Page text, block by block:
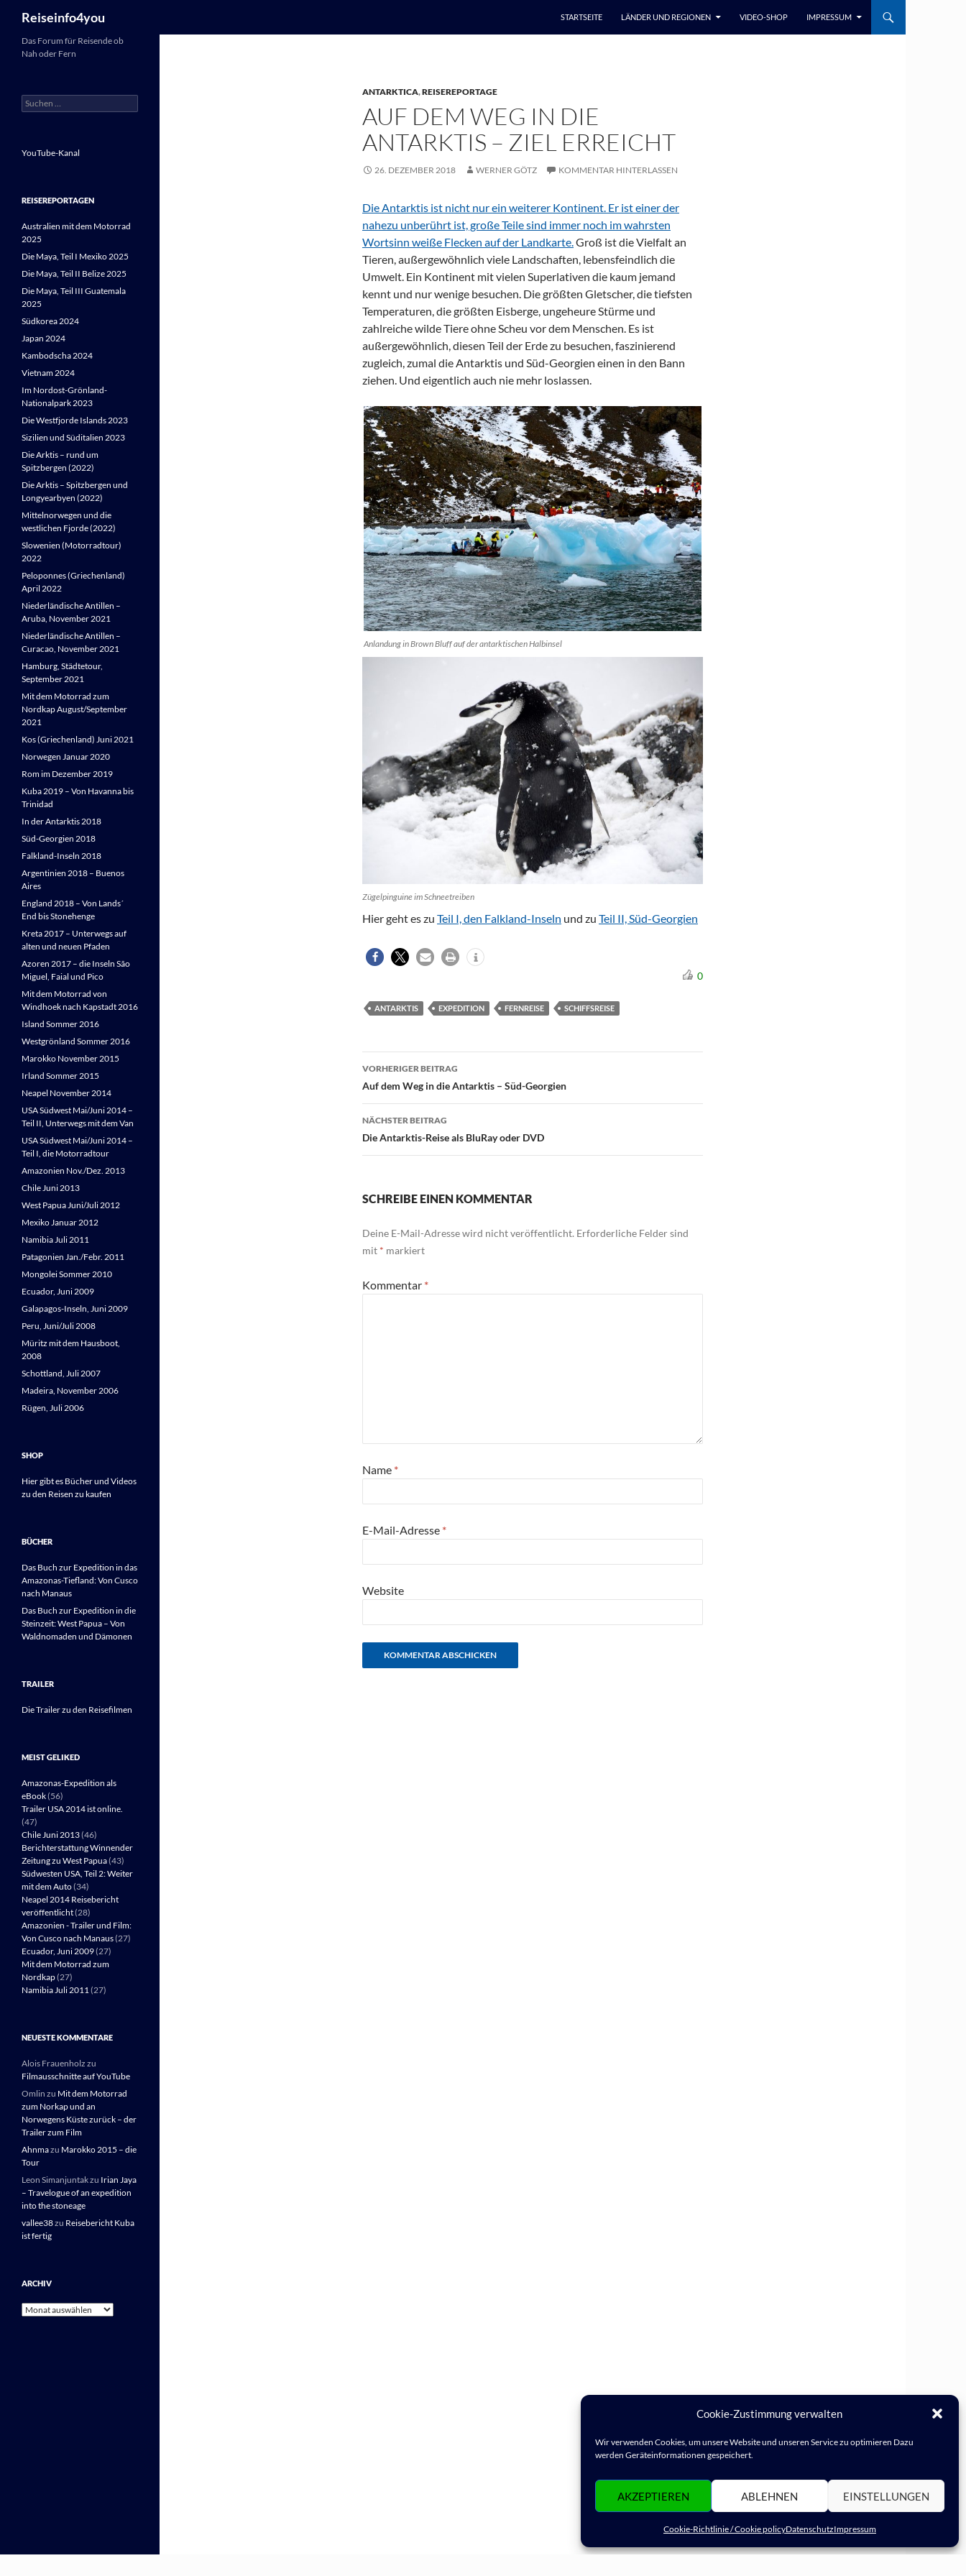
Cookie-Zustimmung verwalten
Wir verwenden Cookies, um unsere Website und unseren Service zu optimieren Dazu
werden Geräteinformationen gespeichert.
AKZEPTIEREN ABLEHNEN EINSTELLUNGEN
Cookie-Richtlinie / Cookie policyDatenschutzImpressum
Inhalt
Reiseinfo4you STARTSEITE LÄNDER UND REGIONEN VIDEO-SHOP IMPRESSUM
ANTARKTICA,REISEREPORTAGE
AUF DEM WEG IN DIE
ANTARKTIS – ZIEL ERREICHT
26. DEZEMBER 2018 WERNER GÖTZ KOMMENTAR HINTERLASSEN
Die Antarktis ist nicht nur ein weiterer Kontinent. Er ist einer der
nahezu unberührt ist, große Teile sind immer noch im wahrsten
Wortsinn weiße Flecken auf der Landkarte.Groß ist die Vielfalt an
Tieren, außergewöhnlich viele Landschaften, lebensfeindlich die
Umwelt. Ein Kontinent mit vielen Superlativen die kaum jemand
kennt und nur wenige besuchen. Die größten Gletscher, die tiefsten
Temperaturen, die größten Eisberge, ungeheure Stürme und
zahlreiche wilde Tiere ohne Scheu vor dem Menschen. Es ist
außergewöhnlich, diesen Teil der Erde zu besuchen, faszinierend
zugleich, zumal die Antarktis und Süd-Georgien einen in den Bann
ziehen. Und eigentlich auch nie mehr loslassen.
Anlandung in Brown Bluff auf der antarktischen Halbinsel
Zügelpinguine im Schneetreiben
Hier geht es zu Teil I, den Falkland-Inseln und zu Teil II, Süd-Georgien
0
ANTARKTIS EXPEDITION FERNREISE SCHIFFSREISE
Beitragsnavigation
VORHERIGER BEITRAG
Auf dem Weg in die Antarktis – Süd-Georgien
NÄCHSTER BEITRAG
Die Antarktis-Reise als BluRay oder DVD
SCHREIBE EINEN KOMMENTAR
Deine E-Mail-Adresse wird nicht veröffentlicht. Erforderliche Felder sind
mit * markiert
Kommentar *
Name *
E-Mail-Adresse *
Website
Das Forum für Reisende ob
Nah oder Fern
Suchen
nach:
YouTube-Kanal
REISEREPORTAGEN
Australien mit dem Motorrad
2025
Die Maya, Teil I Mexiko 2025
Die Maya, Teil II Belize 2025
Die Maya, Teil III Guatemala
2025
Südkorea 2024
Japan 2024
Kambodscha 2024
Vietnam 2024
Im Nordost-Grönland-
Nationalpark 2023
Die Westfjorde Islands 2023
Sizilien und Süditalien 2023
Die Arktis – rund um
Spitzbergen (2022)
Die Arktis – Spitzbergen und
Longyearbyen (2022)
Mittelnorwegen und die
westlichen Fjorde (2022)
Slowenien (Motorradtour)
2022
Peloponnes (Griechenland)
April 2022
Niederländische Antillen –
Aruba, November 2021
Niederländische Antillen –
Curacao, November 2021
Hamburg, Städtetour,
September 2021
Mit dem Motorrad zum
Nordkap August/September
2021
Kos (Griechenland) Juni 2021
Norwegen Januar 2020
Rom im Dezember 2019
Kuba 2019 – Von Havanna bis
Trinidad
In der Antarktis 2018
Süd-Georgien 2018
Falkland-Inseln 2018
Argentinien 2018 – Buenos
Aires
England 2018 – Von Lands´
End bis Stonehenge
Kreta 2017 – Unterwegs auf
alten und neuen Pfaden
Azoren 2017 – die Inseln São
Miguel, Faial und Pico
Mit dem Motorrad von
Windhoek nach Kapstadt 2016
Island Sommer 2016
Westgrönland Sommer 2016
Marokko November 2015
Irland Sommer 2015
Neapel November 2014
USA Südwest Mai/Juni 2014 –
Teil II, Unterwegs mit dem Van
USA Südwest Mai/Juni 2014 –
Teil I, die Motorradtour
Amazonien Nov./Dez. 2013
Chile Juni 2013
West Papua Juni/Juli 2012
Mexiko Januar 2012
Namibia Juli 2011
Patagonien Jan./Febr. 2011
Mongolei Sommer 2010
Ecuador, Juni 2009
Galapagos-Inseln, Juni 2009
Peru, Juni/Juli 2008
Müritz mit dem Hausboot,
2008
Schottland, Juli 2007
Madeira, November 2006
Rügen, Juli 2006
SHOP
Hier gibt es Bücher und Videos
zu den Reisen zu kaufen
BÜCHER
Das Buch zur Expedition in das
Amazonas-Tiefland: Von Cusco
nach Manaus
Das Buch zur Expedition in die
Steinzeit: West Papua – Von
Waldnomaden und Dämonen
TRAILER
Die Trailer zu den Reisefilmen
MEIST GELIKED
Amazonas-Expedition als
eBook(56)
Trailer USA 2014 ist online.
(47)
Chile Juni 2013(46)
Berichterstattung Winnender
Zeitung zu West Papua(43)
Südwesten USA, Teil 2: Weiter
mit dem Auto(34)
Neapel 2014 Reisebericht
veröffentlicht(28)
Amazonien - Trailer und Film:
Von Cusco nach Manaus(27)
Ecuador, Juni 2009(27)
Mit dem Motorrad zum
Nordkap(27)
Namibia Juli 2011(27)
NEUESTE KOMMENTARE
Alois Frauenholz zu
Filmausschnitte auf YouTube
Omlin zu Mit dem Motorrad
zum Norkap und an
Norwegens Küste zurück – der
Trailer zum Film
Ahnmazu Marokko 2015 – die
Tour
Leon Simanjuntakzu Irian Jaya
– Travelogue of an expedition
into the stoneage
vallee38zu Reisebericht Kuba
ist fertig
ARCHIV
Archiv